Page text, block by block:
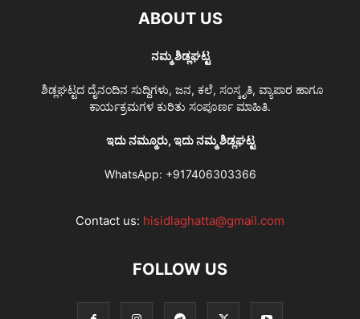
ABOUT US
ನಮ್ಮ ಶಿಡ್ಲಘಟ್ಟ
ಶಿಡ್ಲಘಟ್ಟದ ದೈನಂದಿನ ಸುದ್ದಿಗಳು, ಜನ, ಕಲೆ, ಸಂಸ್ಕೃತಿ, ವ್ಯಾಪಾರ ಹಾಗೂ
ಕಾರ್ಯಕ್ರಮಗಳ ಕುರಿತು ಸಂಪೂರ್ಣ ಮಾಹಿತಿ.
ಇದು ನಮ್ಮೂರು, ಇದು ನಮ್ಮ ಶಿಡ್ಲಘಟ್ಟ
WhatsApp: +917406303366
Contact us: hisidlaghatta@gmail.com
FOLLOW US